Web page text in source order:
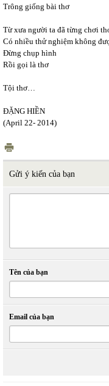
Trông giống bài thơ
Từ xưa người ta đã từng chơi
Có nhiều thử nghiệm không
Đừng chụp hình
Rồi gọi là thơ
Tội thơ…
ĐẶNG HIỀN
(April 22- 2014)
Gửi ý kiến của bạn
Tên của bạn
Email của bạn